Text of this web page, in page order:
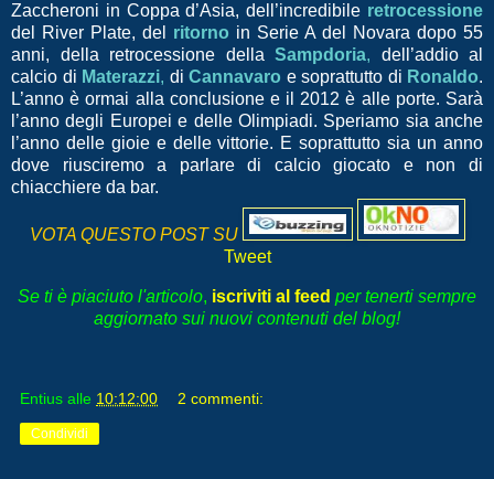
Zaccheroni in Coppa d’Asia, dell’incredibile retrocessione
del River Plate, del ritorno in Serie A del Novara dopo 55
anni, della retrocessione della Sampdoria, dell’addio al
calcio di Materazzi, di Cannavaro e soprattutto di Ronaldo.
L’anno è ormai alla conclusione e il 2012 è alle porte. Sarà
l’anno degli Europei e delle Olimpiadi. Speriamo sia anche
l’anno delle gioie e delle vittorie. E soprattutto sia un anno
dove riusciremo a parlare di calcio giocato e non di
chiacchiere da bar.
VOTA QUESTO POST SU
Tweet
Se ti è piaciuto l'articolo, iscriviti al feed per tenerti sempre
aggiornato sui nuovi contenuti del blog!
Entius alle 10:12:00 2 commenti:
Condividi